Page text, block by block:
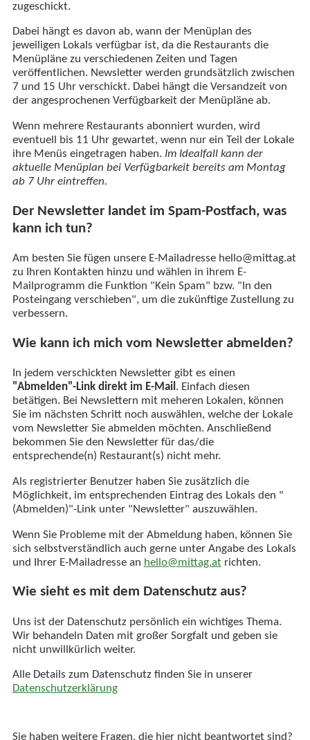
zugeschickt.
Dabei hängt es davon ab, wann der Menüplan des
jeweiligen Lokals verfügbar ist, da die Restaurants die
Menüpläne zu verschiedenen Zeiten und Tagen
veröffentlichen. Newsletter werden grundsätzlich zwischen
7 und 15 Uhr verschickt. Dabei hängt die Versandzeit von
der angesprochenen Verfügbarkeit der Menüpläne ab.
Wenn mehrere Restaurants abonniert wurden, wird
eventuell bis 11 Uhr gewartet, wenn nur ein Teil der Lokale
ihre Menüs eingetragen haben. Im Idealfall kann der
aktuelle Menüplan bei Verfügbarkeit bereits am Montag
ab 7 Uhr eintreffen.
Der Newsletter landet im Spam-Postfach, was
kann ich tun?
Am besten Sie fügen unsere E-Mailadresse hello@mittag.at
zu Ihren Kontakten hinzu und wählen in ihrem E-
Mailprogramm die Funktion "Kein Spam" bzw. "In den
Posteingang verschieben", um die zukünftige Zustellung zu
verbessern.
Wie kann ich mich vom Newsletter abmelden?
In jedem verschickten Newsletter gibt es einen
"Abmelden"-Link direkt im E-Mail. Einfach diesen
betätigen. Bei Newslettern mit meheren Lokalen, können
Sie im nächsten Schritt noch auswählen, welche der Lokale
vom Newsletter Sie abmelden möchten. Anschließend
bekommen Sie den Newsletter für das/die
entsprechende(n) Restaurant(s) nicht mehr.
Als registrierter Benutzer haben Sie zusätzlich die
Möglichkeit, im entsprechenden Eintrag des Lokals den "
(Abmelden)"-Link unter "Newsletter" auszuwählen.
Wenn Sie Probleme mit der Abmeldung haben, können Sie
sich selbstverständlich auch gerne unter Angabe des Lokals
und Ihrer E-Mailadresse an hello@mittag.atrichten.
Wie sieht es mit dem Datenschutz aus?
Uns ist der Datenschutz persönlich ein wichtiges Thema.
Wir behandeln Daten mit großer Sorgfalt und geben sie
nicht unwillkürlich weiter.
Alle Details zum Datenschutz finden Sie in unserer
Datenschutzerklärung
Sie haben weitere Fragen, die hier nicht beantwortet sind?